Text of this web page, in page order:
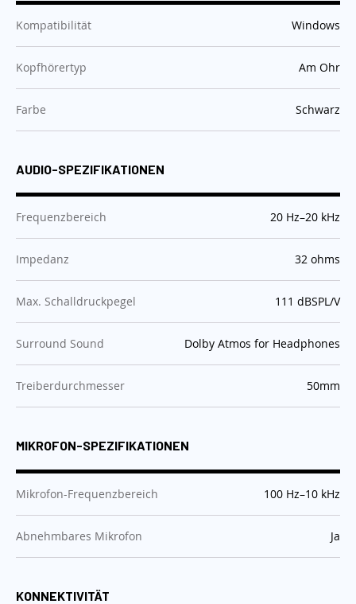
Kompatibilität :Windows
Kopfhörertyp :Am Ohr
Farbe :Schwarz
AUDIO-SPEZIFIKATIONEN
Frequenzbereich :20 Hz–20 kHz
Impedanz :32 ohms
Max. Schalldruckpegel :111 dBSPL/V
Surround Sound :Dolby Atmos for Headphones
Treiberdurchmesser :50mm
MIKROFON-SPEZIFIKATIONEN
Mikrofon-Frequenzbereich :100 Hz–10 kHz
Abnehmbares Mikrofon :Ja
KONNEKTIVITÄT